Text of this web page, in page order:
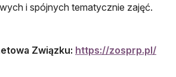
i spójnych tematycznie zajęć.
Związku: https://zosprp.pl/